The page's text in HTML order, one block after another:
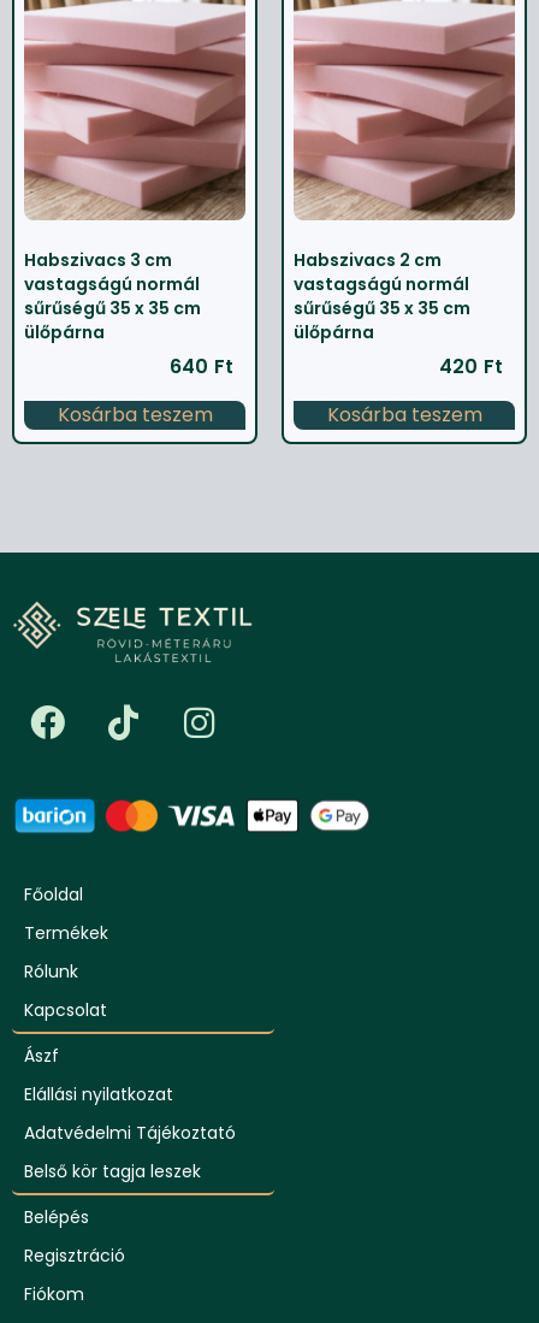
Habszivacs 3 cm
vastagságú normál
sűrűségű 35 x 35 cm
ülőpárna
640 Ft
Kosárba teszem
Habszivacs 2 cm
vastagságú normál
sűrűségű 35 x 35 cm
ülőpárna
420 Ft
Kosárba teszem
Főoldal
Termékek
Rólunk
Kapcsolat
Ászf
Elállási nyilatkozat
Adatvédelmi Tájékoztató
Belső kör tagja leszek
Belépés
Regisztráció
Fiókom